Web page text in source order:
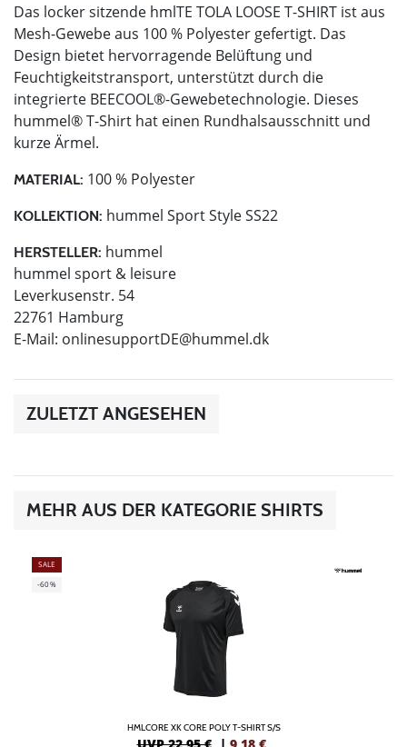
Das locker sitzende hmlTE TOLA LOOSE T-SHIRT ist aus
Mesh-Gewebe aus 100 % Polyester gefertigt. Das
Design bietet hervorragende Belüftung und
Feuchtigkeitstransport, unterstützt durch die
integrierte BEECOOL®-Gewebetechnologie. Dieses
hummel® T-Shirt hat einen Rundhalsausschnitt und
kurze Ärmel.
MATERIAL: 100 % Polyester
KOLLEKTION: hummel Sport Style SS22
HERSTELLER: hummel
hummel sport & leisure
Leverkusenstr. 54
22761 Hamburg
E-Mail: onlinesupportDE@hummel.dk
ZULETZT ANGESEHEN
MEHR AUS DER KATEGORIE SHIRTS
SALE
-60%
HMLCORE XK CORE POLY T-SHIRT S/S
UVP 22,95 € | 9,18 €